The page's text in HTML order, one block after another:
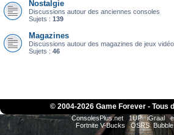
Nostalgie
Discussions autour des anciennes consoles
Sujets : 139
Magazines
Discussions autour des magazines de jeux vidéo
Sujets : 46
© 2004-2026 Game Forever - Tous
ConsolesPlus.net 1UP iGraal
Fortnite V-Bucks
OSRS